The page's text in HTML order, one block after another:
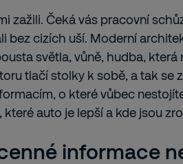
zažili. Čeká vás pracovní
bez cizích uší. Moderní
světla, vůně, hudba, která
tlačí stolky k sobě, a tak se
o které vůbec
auto je lepší a kde jsou
informace